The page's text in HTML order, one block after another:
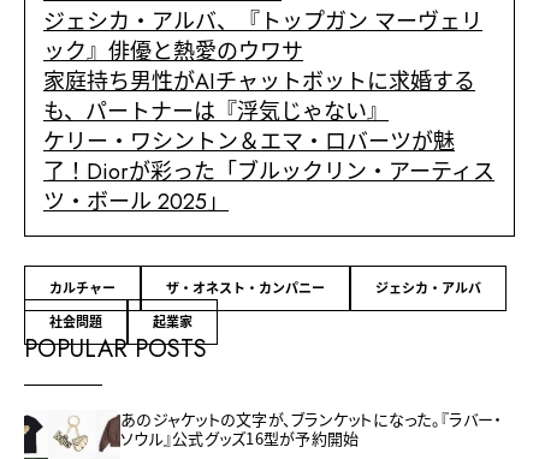
ジェシカ・アルバ、『トップガン マーヴェリ
ック』俳優と熱愛のウワサ
家庭持ち男性がAIチャットボットに求婚する
も、パートナーは『浮気じゃない』
ケリー・ワシントン＆エマ・ロバーツが魅
了！Diorが彩った「ブルックリン・アーティス
ツ・ボール 2025」
カルチャー ザ・オネスト・カンパニー
ジェシカ・アルバ
社会問題
起業家
POPULAR POSTS
あのジャケットの文字が、ブランケットになった。『ラバー・
ソウル』公式グッズ16型が予約開始